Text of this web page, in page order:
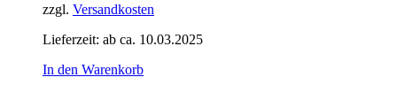
zzgl. Versandkosten
Lieferzeit: ab ca. 10.03.2025
In den Warenkorb